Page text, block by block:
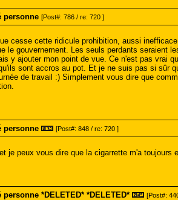
personne [Post#: 786 / re: 720 ]
cesse cette ridicule prohibition, aussi
le gouvernement. Les seuls perdants seraient
y ajouter mon point de vue. Ce n'est pas vrai
sont accros au pot. Et je ne suis pas si sûr
de travail :) Simplement vous dire que
personne [Post#: 848 / re: 720 ]
je peux vous dire que la cigarrette m'a
*DELETED* *DELETED* [Post#: